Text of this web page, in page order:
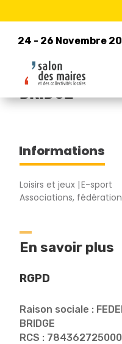
24 - 26 Novembre
24 - 26 Novembre
Retour à la liste des
BRIDGE
Informations
Loisirs et jeux E-sport
Associations,
En savoir plus
RGPD
Raison sociale :
BRIDGE
RCS :